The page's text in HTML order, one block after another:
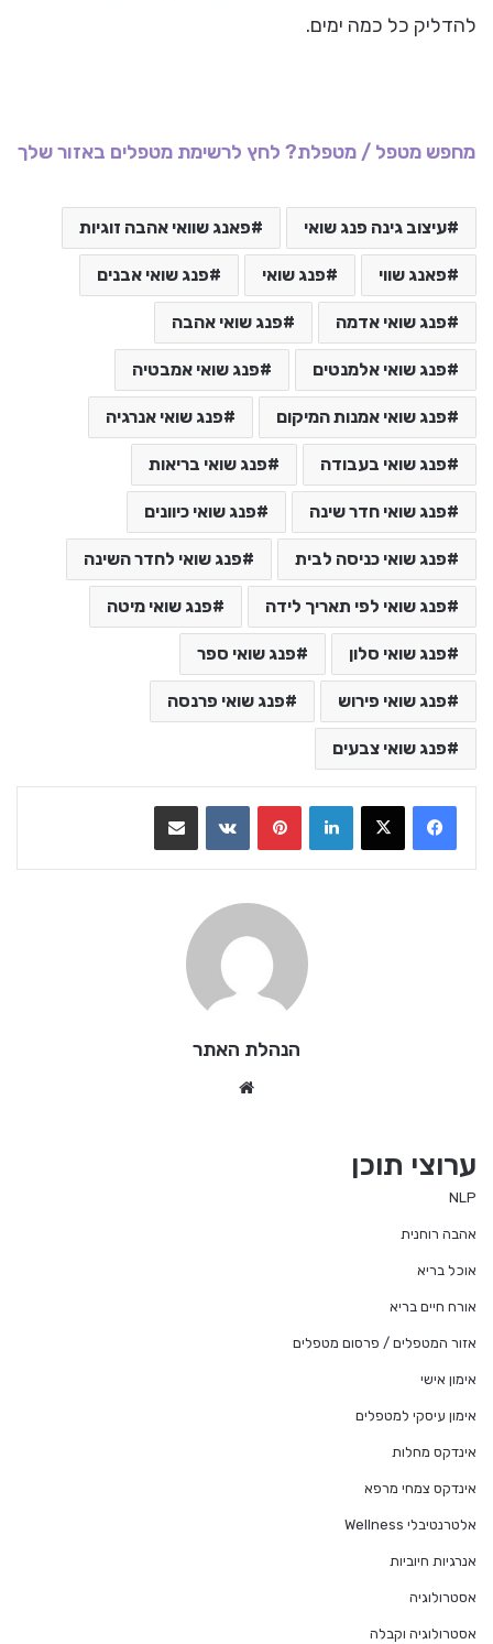
להדליק כל כמה ימים.
מחפש מטפל / מטפלת? לחץ לרשימת מטפלים באזור שלך
עיצוב גינה פנג שואי פאנג שוואי אהבה זוגיות
פאנג שווי פנג שואי פנג שואי אבנים
פנג שואי אדמה פנג שואי אהבה
פנג שואי אלמנטים פנג שואי אמבטיה
פנג שואי אמנות המיקום פנג שואי אנרגיה
פנג שואי בעבודה פנג שואי בריאות
פנג שואי חדר שינה פנג שואי כיוונים
פנג שואי כניסה לבית פנג שואי לחדר השינה
פנג שואי לפי תאריך לידה פנג שואי מיטה
פנג שואי סלון פנג שואי ספר
פנג שואי פירוש פנג שואי פרנסה
פנג שואי צבעים
LinkedIn
VKontakte
הנהלת האתר
ערוצי תוכן
NLP
אהבה רוחנית
אוכל בריא
אורח חיים בריא
אזור המטפלים / פרסום מטפלים
אימון אישי
אימון עיסקי למטפלים
אינדקס מחלות
אינדקס צמחי מרפא
אלטרנטיבלי Wellness
אנרגיות חיוביות
אסטרולוגיה
אסטרולוגיה וקבלה